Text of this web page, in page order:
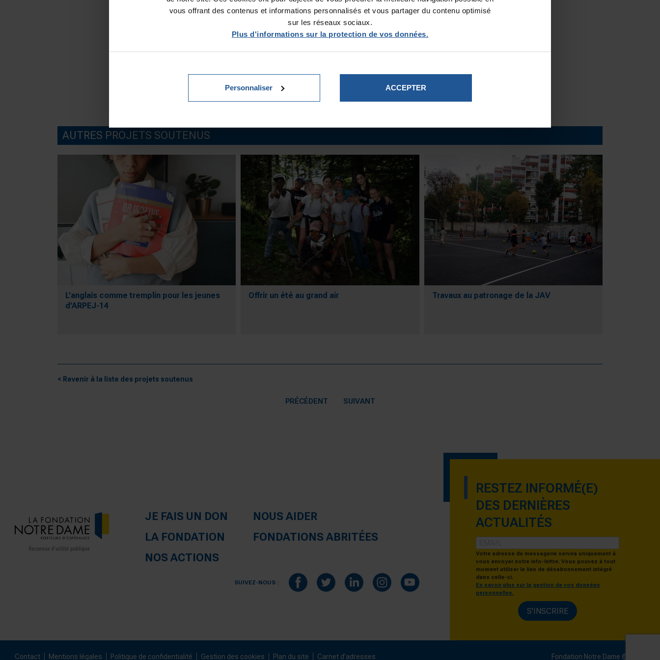
vous offrant des contenus et informations personnalisés et vous partager du contenu optimisé
sur les réseaux sociaux.
Plus d'informations sur la protection de vos données.
Personnaliser ACCEPTER
Vous pouvez soutenir ce projet en cliquantici
AUTRES PROJETS SOUTENUS
L’anglais comme tremplin pour les jeunes
d’ARPEJ-14
Offrir un été au grand air Travaux au patronage de la JAV
< Revenir à la liste des projets soutenus
PRÉCÉDENT SUIVANT
JE FAIS UN DON
NOUS AIDER
LA FONDATION
FONDATIONS ABRITÉES
NOS ACTIONS
SUIVEZ-NOUS :
RESTEZ INFORMÉ(E)
DES DERNIÈRES
ACTUALITÉS
Votre adresse de messagerie servira uniquement à
vous envoyer notre info-lettre. Vous pouvez à tout
moment utiliser le lien de désabonnement intégré
dans celle-ci.
En savoir plus sur la gestion de vos données
personnelles.
S'INSCRIRE
Contact Mentions légales Politique de confidentialité Gestion des cookies Plan du site Carnet d’adresses Fondation Notre Dame © 2024